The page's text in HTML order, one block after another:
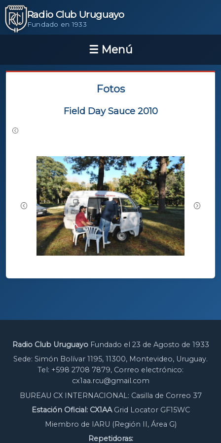
Radio Club Uruguayo
Fundado en 1933
Fotos
Field Day Sauce 2010
Radio Club UruguayoFundado el 23 de Agosto de 1933
Sede: Simón Bolívar 1195, 11300, Montevideo, Uruguay.
Tel: +598 2708 7879, Correo electrónico:
cx1aa.rcu@gmail.com
BUREAU CX INTERNACIONAL: Casilla de Correo 37
Estación Oficial: CX1AAGrid Locator GF15WC
Miembro de IARU (Región II, Área G)
Repetidoras: